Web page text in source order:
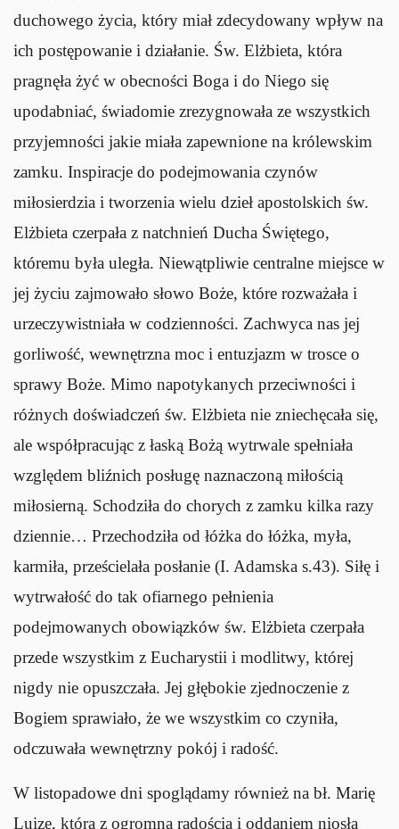
duchowego życia, który miał zdecydowany wpływ na
ich postępowanie i działanie. Św. Elżbieta, która
pragnęła żyć w obecności Boga i do Niego się
upodabniać, świadomie zrezygnowała ze wszystkich
przyjemności jakie miała zapewnione na królewskim
zamku. Inspiracje do podejmowania czynów
miłosierdzia i tworzenia wielu dzieł apostolskich św.
Elżbieta czerpała z natchnień Ducha Świętego,
któremu była uległa. Niewątpliwie centralne miejsce w
jej życiu zajmowało słowo Boże, które rozważała i
urzeczywistniała w codzienności. Zachwyca nas jej
gorliwość, wewnętrzna moc i entuzjazm w trosce o
sprawy Boże. Mimo napotykanych przeciwności i
różnych doświadczeń św. Elżbieta nie zniechęcała się,
ale współpracując z łaską Bożą wytrwale spełniała
względem bliźnich posługę naznaczoną miłością
miłosierną. Schodziła do chorych z zamku kilka razy
dziennie… Przechodziła od łóżka do łóżka, myła,
karmiła, prześcielała posłanie (I. Adamska s.43). Siłę i
wytrwałość do tak ofiarnego pełnienia
podejmowanych obowiązków św. Elżbieta czerpała
przede wszystkim z Eucharystii i modlitwy, której
nigdy nie opuszczała. Jej głębokie zjednoczenie z
Bogiem sprawiało, że we wszystkim co czyniła,
odczuwała wewnętrzny pokój i radość.
W listopadowe dni spoglądamy również na bł. Marię
Luizę, która z ogromną radością i oddaniem niosła